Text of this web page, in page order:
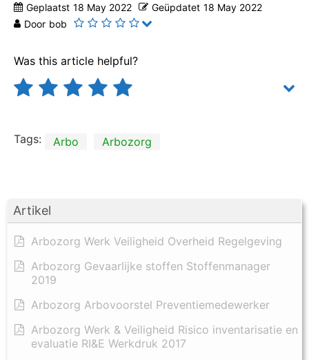
Artikel
Arbozorg Werk Veiligheid Overheid Regelgeving
Arbozorg Gevaarlijke stoffen Stoffenmanager
2019
Arbozorg Arbovoorstel Preventiemedewerker
Arbozorg Werk & Veiligheid Risico inventarisatie en
evaluatie RI&E Werkdruk 2017
Geplaatst 18 May 2022 Geüpdatet 18 May 2022
Door bob
Was this article helpful?
Tags: Arbo Arbozorg